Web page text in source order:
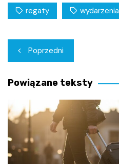
regaty wydarzenia
Nawigacja
wpisu
Poprzedni
Powiązane teksty